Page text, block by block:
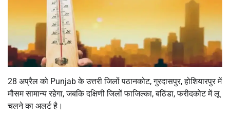
28 अप्रैल को Punjab के उत्तरी जिलों पठानकोट, गुरदासपुर, होशियारपुर में
मौसम सामान्य रहेगा, जबकि दक्षिणी जिलों फाजिल्का, बठिंडा, फरीदकोट में लू
चलने का अलर्ट है।